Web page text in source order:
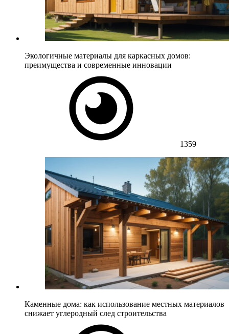
Экологичные материалы для каркасных домов:
преимущества и современные инновации
1359
Каменные дома: как использование местных материалов
снижает углеродный след строительства